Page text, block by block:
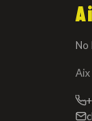
No
Aix